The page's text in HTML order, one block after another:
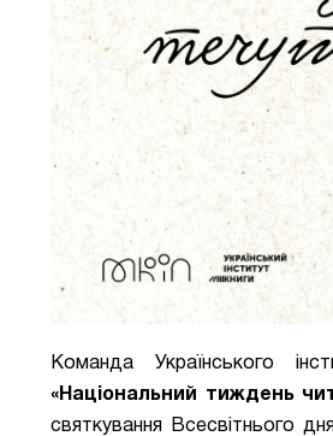
Команда Українського
«Національний тиждень
святкування Всесвітнього